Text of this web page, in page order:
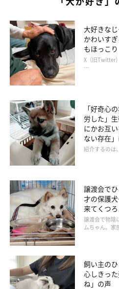
大好きな
かわいす
もほっこり
X（旧Twitter
…
「好奇心
労した」
にかお互
ない存在」
紹介するのは
譲渡会で
才の保護
来てくつ
譲渡会で物陰
ムちゃん。家
飼い主の
心しきっ
ね」の声